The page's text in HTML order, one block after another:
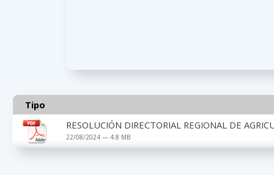
Tipo
RESOLUCIÓN DIRECTORIAL REGIONAL DE
22/08/2024 — 4.8 MB